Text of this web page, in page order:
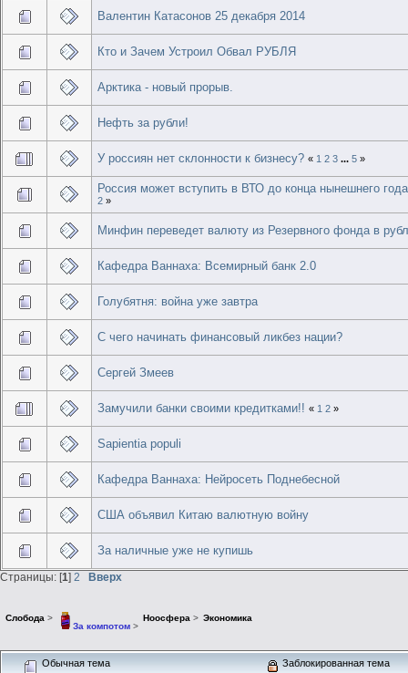
Валентин Катасонов 25 декабря 2014
Кто и Зачем Устроил Обвал РУБЛЯ
Арктика - новый прорыв.
Нефть за рубли!
У россиян нет склонности к бизнесу? « 1 2 3 ...5 »
Россия может вступить в ВТО до конца нынешнего года
2 »
Минфин переведет валюту из Резервного фонда в
Кафедра Ваннаха: Всемирный банк 2.0
Голубятня: война уже завтра
С чего начинать финансовый ликбез нации?
Сергей Змеев
Замучили банки своими кредитками!!« 1 2 »
Sapientia populi
Кафедра Ваннаха: Нейросеть Поднебесной
США объявил Китаю валютную войну
За наличные уже не купишь
Страницы: [1] 2 Вверх
Слобода >
За компотом>
Ноосфера> Экономика
Обычная тема
Заблокированная тема